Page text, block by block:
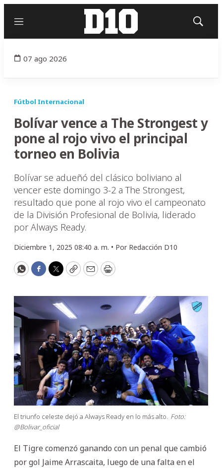
Menú
Mostrar
07 ago 2026
Fútbol Internacional
Bolívar vence a The Strongest y
pone al rojo vivo el principal
torneo en Bolivia
Bolívar se adueñó del clásico boliviano al
vencer este domingo 3-2 a The Strongest,
resultado que pone al rojo vivo el campeonato
de la División Profesional de Bolivia, liderado
por Always Ready.
Diciembre 1, 2025 08:40 a. m. • Por Redacción D10
WhatsApp
Facebook
Twitter
CopyEmailPrint
El triunfo celeste dejó a Always Ready en lo más alto. Foto:
@Bolivar_oficial
El Tigre comenzó ganando con un penal que cambió
por gol Jaime Arrascaita, luego de una falta en el